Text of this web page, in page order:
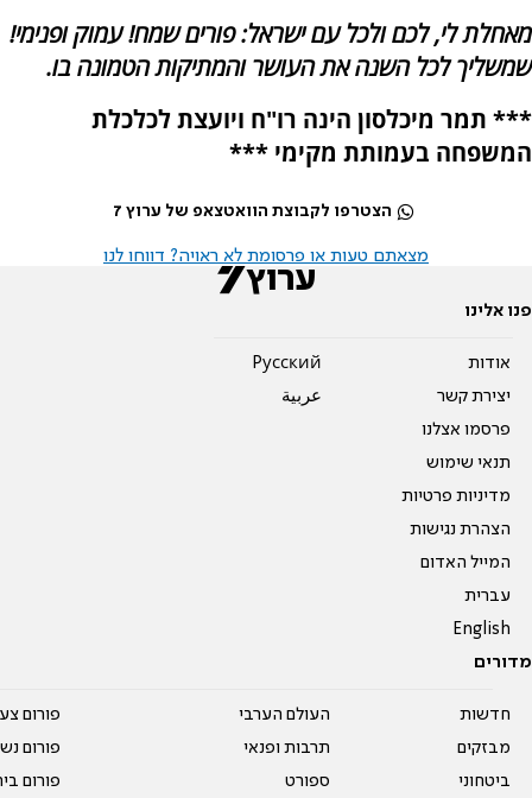
מאחלת לי, לכם ולכל עם ישראל: פורים שמח! עמוק ופנימי!
שמשליך לכל השנה את העושר והמתיקות הטמונה בו.
*** תמר מיכלסון הינה רו"ח ויועצת לכלכלת
המשפחה בעמותת מקימי ***
הצטרפו לקבוצת הוואטצאפ של ערוץ 7
מצאתם טעות או פרסומת לא ראויה? דווחו לנו
פנו אלינו
אודות
יצירת קשר
פרסמו אצלנו
תנאי שימוש
מדיניות פרטיות
הצהרת נגישות
המייל האדום
עברית
English
Pусский
عربية
מדורים
חדשות
מבזקים
ביטחוני
העולם הערבי
תרבות ופנאי
ספורט
פורום
פורום
פורום